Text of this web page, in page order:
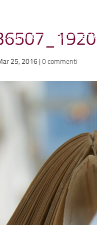
intervistiamo gente
25, 2016|0 commenti